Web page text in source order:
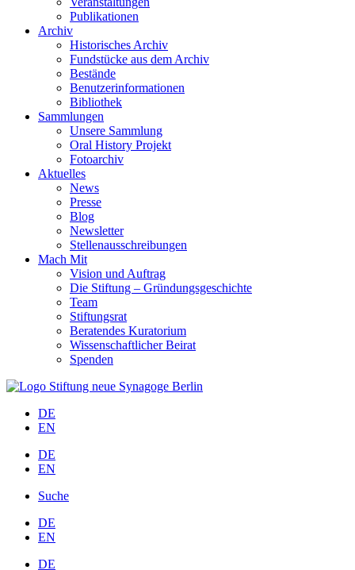
Publikationen
Archiv
Historisches Archiv
Fundstücke aus dem Archiv
Bestände
Benutzerinformationen
Bibliothek
Sammlungen
Unsere Sammlung
Oral History Projekt
Fotoarchiv
Aktuelles
News
Presse
Blog
Newsletter
Stellenausschreibungen
Mach Mit
Vision und Auftrag
Die Stiftung – Gründungsgeschichte
Team
Stiftungsrat
Beratendes Kuratorium
Wissenschaftlicher Beirat
Spenden
DE
EN
DE
EN
Suche
DE
EN
DE